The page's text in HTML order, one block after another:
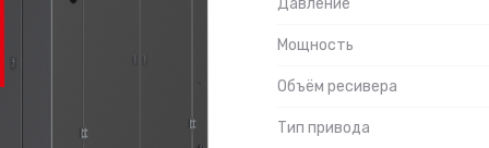
Давление
Мощность
Объём ресивера
Тип привода